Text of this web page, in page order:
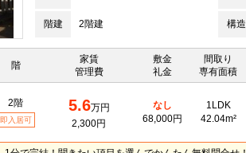
階建 2階建 構造
階
家賃
管理費
敷金
礼金
間取り
専有面積
2階
即入居可
5.6万円
2,300円
なし
68,000円
1LDK
42.04m²